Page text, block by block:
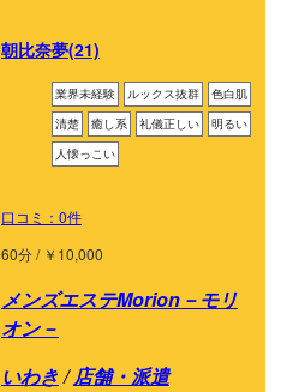
朝比奈夢(21)
業界未経験 ルックス抜群
色白肌
清楚
癒し系 礼儀正しい
明るい
人懐っこい
口コミ：0件
60分 / ￥10,000
メンズエステMorion－モリ
オン－
いわき/店舗・派遣